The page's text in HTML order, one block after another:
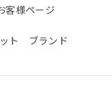
客様ページ
ット ブランド